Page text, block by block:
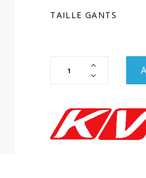
TAILLE GANTS